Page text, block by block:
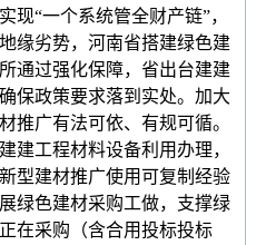
现“一个系统管全财产链”，
缘劣势，河南省搭建绿色建
通过强化保障，省出台建建
保政策要求落到实处。加大
推广有法可依、有规可循。
建工程材料设备利用办理，
型建材推广使用可复制经验
绿色建材采购工做，支撑绿
在采购（含合用投标投标